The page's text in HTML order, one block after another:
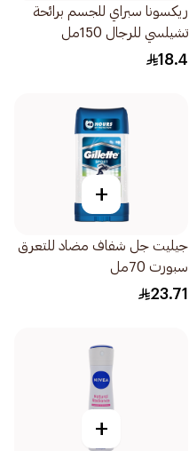
ريكسونا سبراي للجسم برائحة
تشيلسي للرجال 150مل
18.4
+
جيليت جل شفاف مضاد للتعرق
سبورت 70مل
23.71
+